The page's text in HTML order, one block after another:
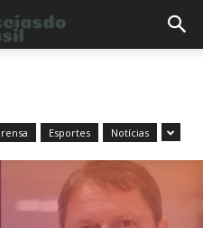
Esportes Notícias